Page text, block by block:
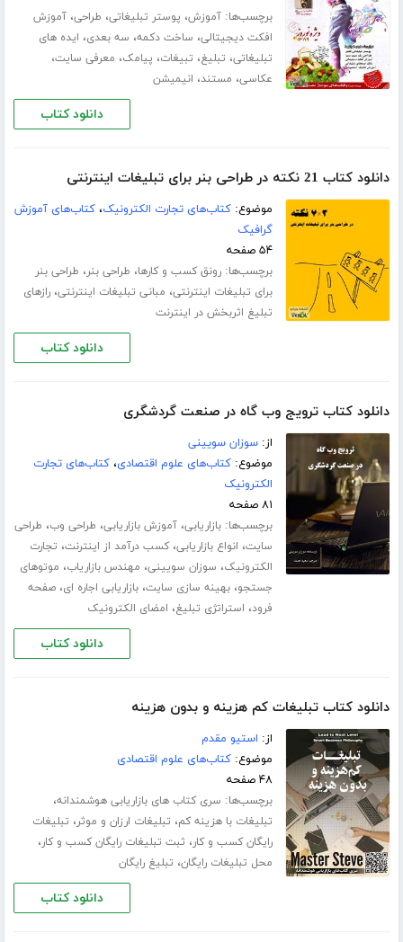
برچسب‌ها:آموزش، پوستر تبلیغاتی، طراحی،آموزش
افکت دیجیتالی، ساخت دکمه، سه بعدی، ایده های
تبلیغاتی، تبلیغ، تبیغات، پیامک، معرفی سایت،
عکاسی، مستند، انیمیشن
دانلود کتاب
دانلود کتاب 21 نکته در طراحی بنر برای تبلیغات اینترنتی
موضوع:کتاب‌های تجارت الکترونیک،کتاب‌های آموزش
گرافیک
۵۴ صفحه
برچسب‌ها:رونق کسب و کارها، طراحی بنر، طراحی بنر
برای تبلیغات اینترنتی، مبانی تبلیغات اینترنتی،رازهای
تبلیغ اثربخش در اینترنت
دانلود کتاب
دانلود کتاب ترویج وب گاه در صنعت گردشگری
از:سوزان سویینی
موضوع:کتاب‌های علوم اقتصادی،کتاب‌های تجارت
الکترونیک
۸۱ صفحه
برچسب‌ها:بازاریابی،آموزش بازاریابی، طراحی وب، طراحی
سایت، انواع بازاریابی،کسب درآمد از اینترنت، تجارت
الکترونیک، سوزان سویینی، مهندس بازاریاب، موتوهای
جستجو،بهینه سازی سایت،بازاریابی اجاره ای،صفحه
فرود، استراتژی تبلیغ، امضای الکترونیک
دانلود کتاب
دانلود کتاب تبلیغات کم هزینه و بدون هزینه
از: استیو مقدم
موضوع:کتاب‌های علوم اقتصادی
۴۸ صفحه
برچسب‌ها: سری کتاب های بازاریابی هوشمندانه،
تبلیغات با هزینه کم، تبلیغات ارزان و موثر، تبلیغات
رایگان کسب و کار، ثبت تبلیغات رایگان کسب و کار،
محل تبلیغات رایگان، تبلیغ رایگان
دانلود کتاب